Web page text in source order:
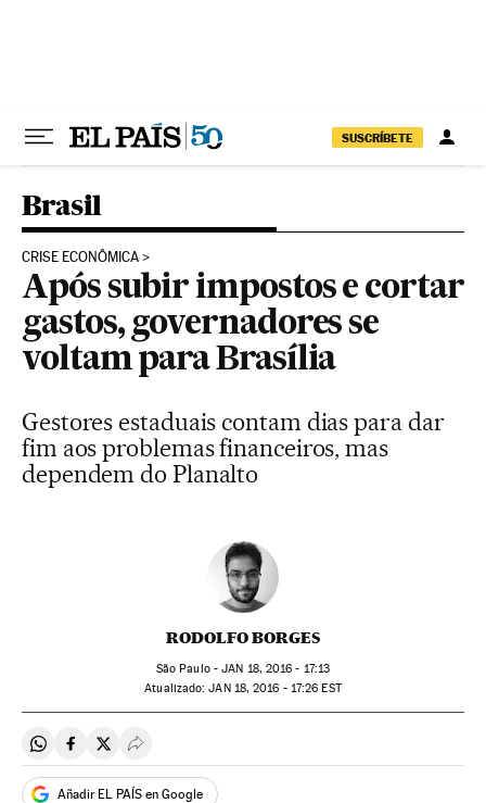
SUSCRÍBETE
Brasil
CRISE ECONÔMICA
Após subir impostos e cortar
gastos, governadores se
voltam para Brasília
Gestores estaduais contam dias para dar
fim aos problemas financeiros, mas
dependem do Planalto
RODOLFO BORGES
São Paulo -JAN 18, 2016 - 17:13
atualizado: JAN18, 2016 - 17:26 EST
Compartir en Whatsapp
Compartir en Facebook
Compartir en Twitter
Desplegar Redes Sociales
Añadir EL PAÍS en Google